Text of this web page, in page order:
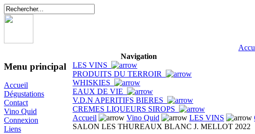
Menu principal
Accueil
Dégustations
Contact
Vino Quid
Connexion
Liens
Navigation
LES VINS
PRODUITS DU TERROIR
WHISKIES
EAUX DE VIE
V.D.N APERITIFS BIERES
CREMES LIQUEURS SIROPS
Accueil
Vino Quid LES VINS
SALON LES THUREAUX BLANC J. MELLOT 2022